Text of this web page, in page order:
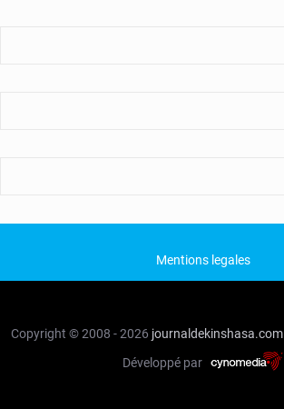
Mentions legales
Copyright © 2008 - 2026 journaldekinshasa.com
Développé par